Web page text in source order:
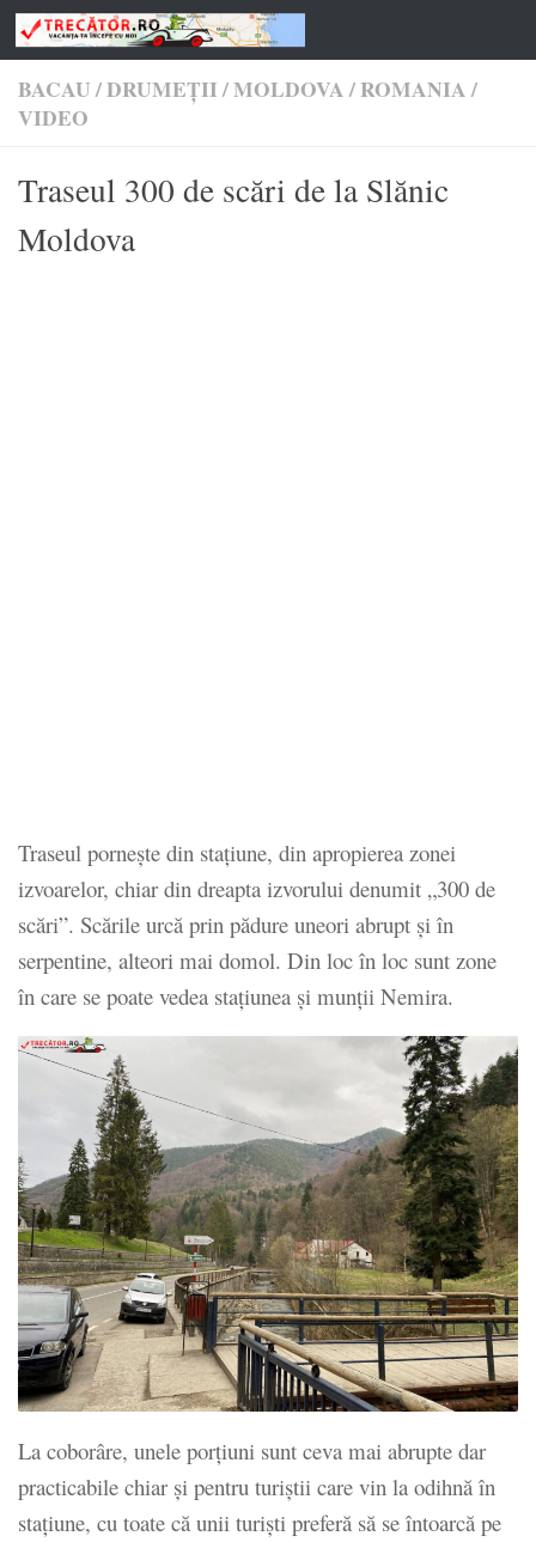
Skip to content
BACAU/DRUMEŢII/MOLDOVA/ROMANIA/
VIDEO
Traseul 300 de scări de la Slănic
Moldova
Traseul porneşte din staţiune, din apropierea zonei
izvoarelor, chiar din dreapta izvorului denumit „300 de
scări”. Scările urcă prin pădure uneori abrupt şi în
serpentine, alteori mai domol. Din loc în loc sunt zone
în care se poate vedea staţiunea şi munţii Nemira.
La coborâre, unele porţiuni sunt ceva mai abrupte dar
practicabile chiar şi pentru turiştii care vin la odihnă în
staţiune, cu toate că unii turişti preferă să se întoarcă pe